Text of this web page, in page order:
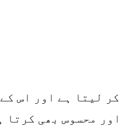
لیتا ہے اور اس
محسوس بھی کرتا